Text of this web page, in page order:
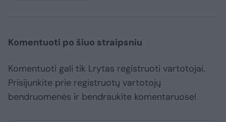
Komentuoti po šiuo straipsniu
Komentuoti gali tik Lrytas registruoti vartotojai.
Prisijunkite prie registruotų vartotojų
bendruomenės ir bendraukite komentaruose!